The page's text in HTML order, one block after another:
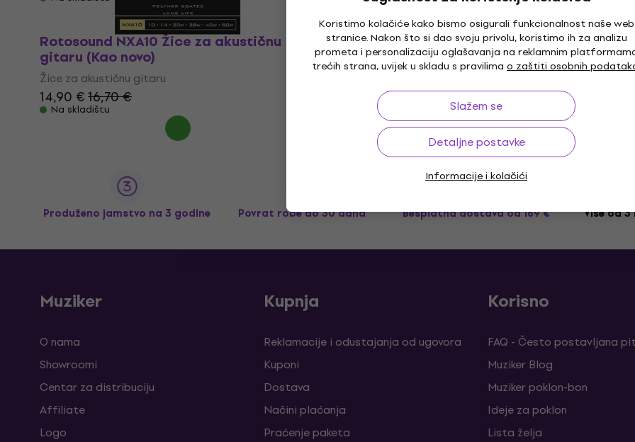
Koristimo kolačiće kako bismo osigurali funkcionalnost naše web
stranice. Nakon što si dao svoju privolu, koristimo ih za analizu
prometa i personalizaciju oglašavanja na reklamnim
trećih strana, uvijek u skladu s pravilima o zaštiti osobnih
Slažem se
Detaljne postavke
Informacije i kolačići
Na skladištu
Rotosound NXA10 Žice za akustičnu
gitaru (Kao novo)
Žice za akustičnu gitaru
14,90 €16,70 €
Na skladištu
Rotosound JK10-3 Žice za akustičnu
gitaru (Kao novo)
16,10 €
Na skladištu
Produženo jamstvo na 3 godine Povrat robe do 30 dana Besplatna dostavaod 169 € Više od
Muziker
O nama
Showroomi
Centar za distribuciju
Affiliate
Logo
Kupnja
Reklamacije i odustajanja od ugovora
Kuponi
Dostava
Načini plaćanja
Praćenje paketa
Korisno
FAQ - Često postavljana
Muziker Blog
Muziker poklon-bon
Ideje za poklon
Lista želja